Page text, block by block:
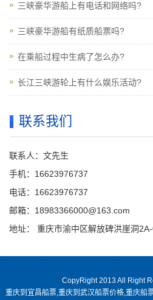
三峡豪华游船上有电话和网络吗?
三峡豪华游船有纸质船票吗?
在乘船过程中生病了怎么办?
长江三峡游轮上有什么娱乐活动?
联系我们
联系人：文先生
手机：16623976737
电话：16623976737
邮箱：18983366000@163.com
地址： 重庆市渝中区解放碑洪崖洞
CopyRight 2013 All Right
重庆到宜昌船票,重庆到武汉船票价格,重庆